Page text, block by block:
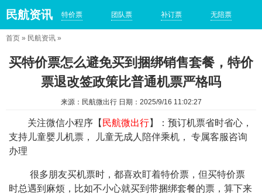
民航资讯 特价票 团队票 补订票 无陪票
首页 » 民航资讯 »
买特价票怎么避免买到捆绑销售套餐，特价
票退改签政策比普通机票严格吗
来源：民航微出行 日期：2025/9/16 11:02:27
关注微信小程序【 民航微出行】：预订机票省时省心，
支持儿童婴儿机票， 儿童无成人陪伴乘机， 专属客服咨询
办理
很多朋友买机票时，都喜欢盯着特价票，但买特价票
时总遇到麻烦，比如不小心就买到带捆绑套餐的票，算下来